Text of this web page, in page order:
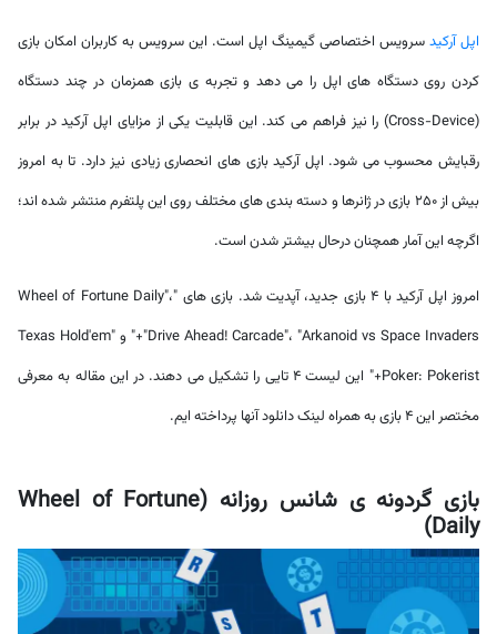
اپل آرکید سرویس اختصاصی گیمینگ اپل است. این سرویس به کاربران امکان بازی
کردن روی دستگاه های اپل را می دهد و تجربه ی بازی همزمان در چند دستگاه
(Cross-Device) را نیز فراهم می کند. این قابلیت یکی از مزایای اپل آرکید در برابر
رقبایش محسوب می شود. اپل آرکید بازی های انحصاری زیادی نیز دارد. تا به امروز
بیش از 250 بازی در ژانرها و دسته بندی های مختلف روی این پلتفرم منتشر شده اند؛
اگرچه این آمار همچنان درحال بیشتر شدن است.
امروز اپل آرکید با 4 بازی جدید، آپدیت شد. بازی های "Wheel of Fortune Daily"،
"Drive Ahead! Carcade"، "Arkanoid vs Space Invaders+" و "Texas Hold'em
Poker: Pokerist+" این لیست 4 تایی را تشکیل می دهند. در این مقاله به معرفی
مختصر این 4 بازی به همراه لینک دانلود آنها پرداخته ایم.
بازی گردونه ی شانس روزانه (Wheel of Fortune
Daily)